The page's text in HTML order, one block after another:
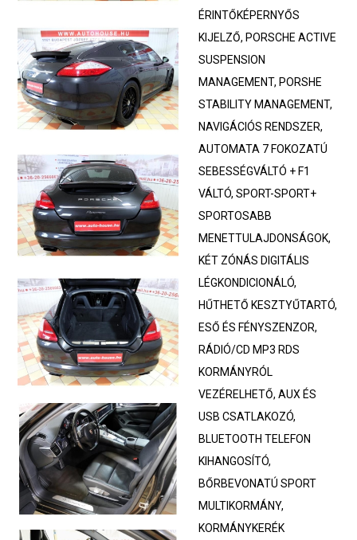
ÉRINTŐKÉPERNYŐS
KIJELZŐ, PORSCHE ACTIVE
SUSPENSION
MANAGEMENT, PORSHE
STABILITY MANAGEMENT,
NAVIGÁCIÓS RENDSZER,
AUTOMATA 7 FOKOZATÚ
SEBESSÉGVÁLTÓ + F1
VÁLTÓ, SPORT-SPORT+
SPORTOSABB
MENETTULAJDONSÁGOK,
KÉT ZÓNÁS DIGITÁLIS
LÉGKONDICIONÁLÓ,
HŰTHETŐ KESZTYŰTARTÓ,
ESŐ ÉS FÉNYSZENZOR,
RÁDIÓ/CD MP3 RDS
KORMÁNYRÓL
VEZÉRELHETŐ, AUX ÉS
USB CSATLAKOZÓ,
BLUETOOTH TELEFON
KIHANGOSÍTÓ,
BŐRBEVONATÚ SPORT
MULTIKORMÁNY,
KORMÁNYKERÉK